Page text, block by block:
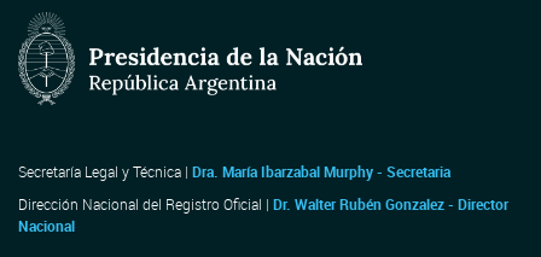
Secretaría Legal y Técnica | Dra. María Ibarzabal Murphy - Secretaria
Dirección Nacional del Registro Oficial | Dr. Walter Rubén Gonzalez - Director
Nacional